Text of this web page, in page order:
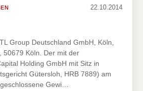
22.10.2014
Group Deutschland GmbH, Köln,
50679 Köln. Der mit der
Holding GmbH mit Sitz in
Gütersloh, HRB 7889) am
Gewi…